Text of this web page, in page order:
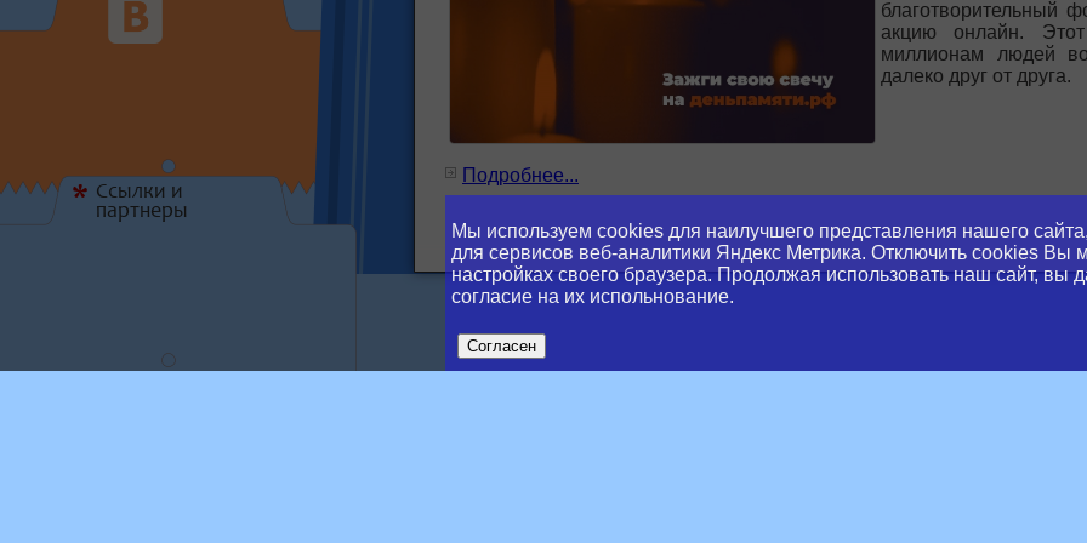
Мы используем cookies для наилучшего представления нашего
для сервисов веб-аналитики Яндекс Метрика. Отключить cookies Вы
настройках своего браузера. Продолжая использовать наш сайт, вы
согласие на их испольнование.
Согласен
* Ссылки и
партнеры
благотворительный
акцию онлайн.
миллионам людей
далеко друг от друга.
Подробнее...
В Красноярском крае стартовал отборочный этап
«Абилимпикс» 2026